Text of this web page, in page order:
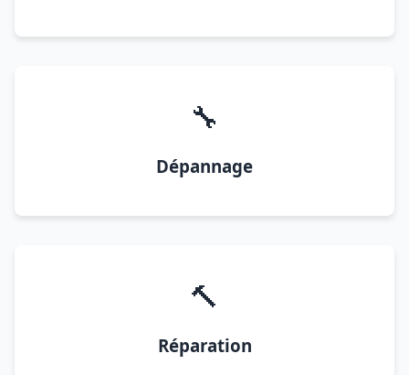
🔧
Dépannage
🔨
Réparation